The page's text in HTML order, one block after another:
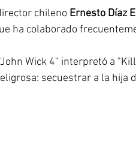
chileno Ernesto Díaz
ha colaborado
Wick 4" interpretó a
secuestrar a la hija